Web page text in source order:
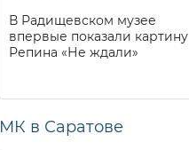
В Радищевском музее
впервые показали картину
Репина «Не ждали»
МК в Саратове